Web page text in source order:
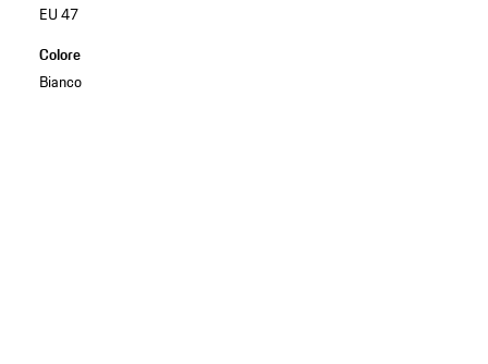
EU 47
Colore
Bianco